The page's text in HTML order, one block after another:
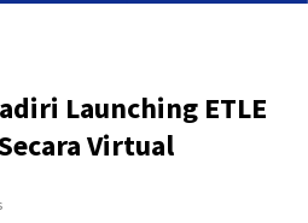
Launching ETLE
Virtual